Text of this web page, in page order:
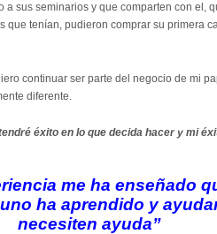
sus seminarios y que comparten con el,
que tenían, pudieron comprar su primera
continuar ser parte del negocio de mi
diferente.
éxito en lo que decida hacer y mi
me ha enseñado
ha aprendido y
necesiten ayuda”